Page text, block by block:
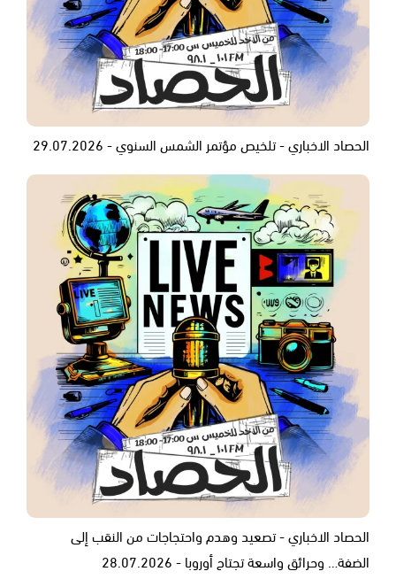
الحصاد الاخباري - تلخيص مؤتمر الشمس السنوي - 29.07.2026
الحصاد الاخباري - تصعيد وهدم واحتجاجات من النقب إلى
الضفة… وحرائق واسعة تجتاح أوروبا - 28.07.2026